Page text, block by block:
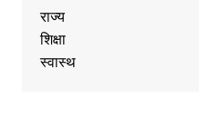
राज्य
शिक्षा
स्वास्थ